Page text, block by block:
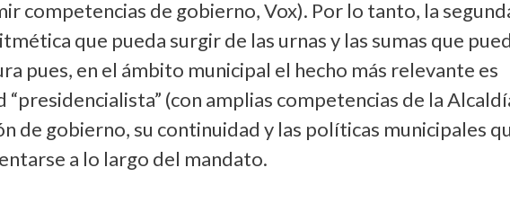
competencias de gobierno, Vox). Por lo tanto, la
que pueda surgir de las urnas y las sumas que
pues, en el ámbito municipal el hecho más relevante es
“presidencialista” (con amplias competencias de la
de gobierno, su continuidad y las políticas municipales
a lo largo del mandato.